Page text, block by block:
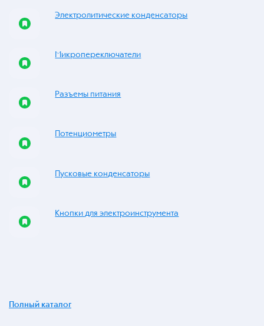
Электролитические конденсаторы
Микропереключатели
Разъемы питания
Потенциометры
Пусковые конденсаторы
Кнопки для электроинструмента
Полный каталог